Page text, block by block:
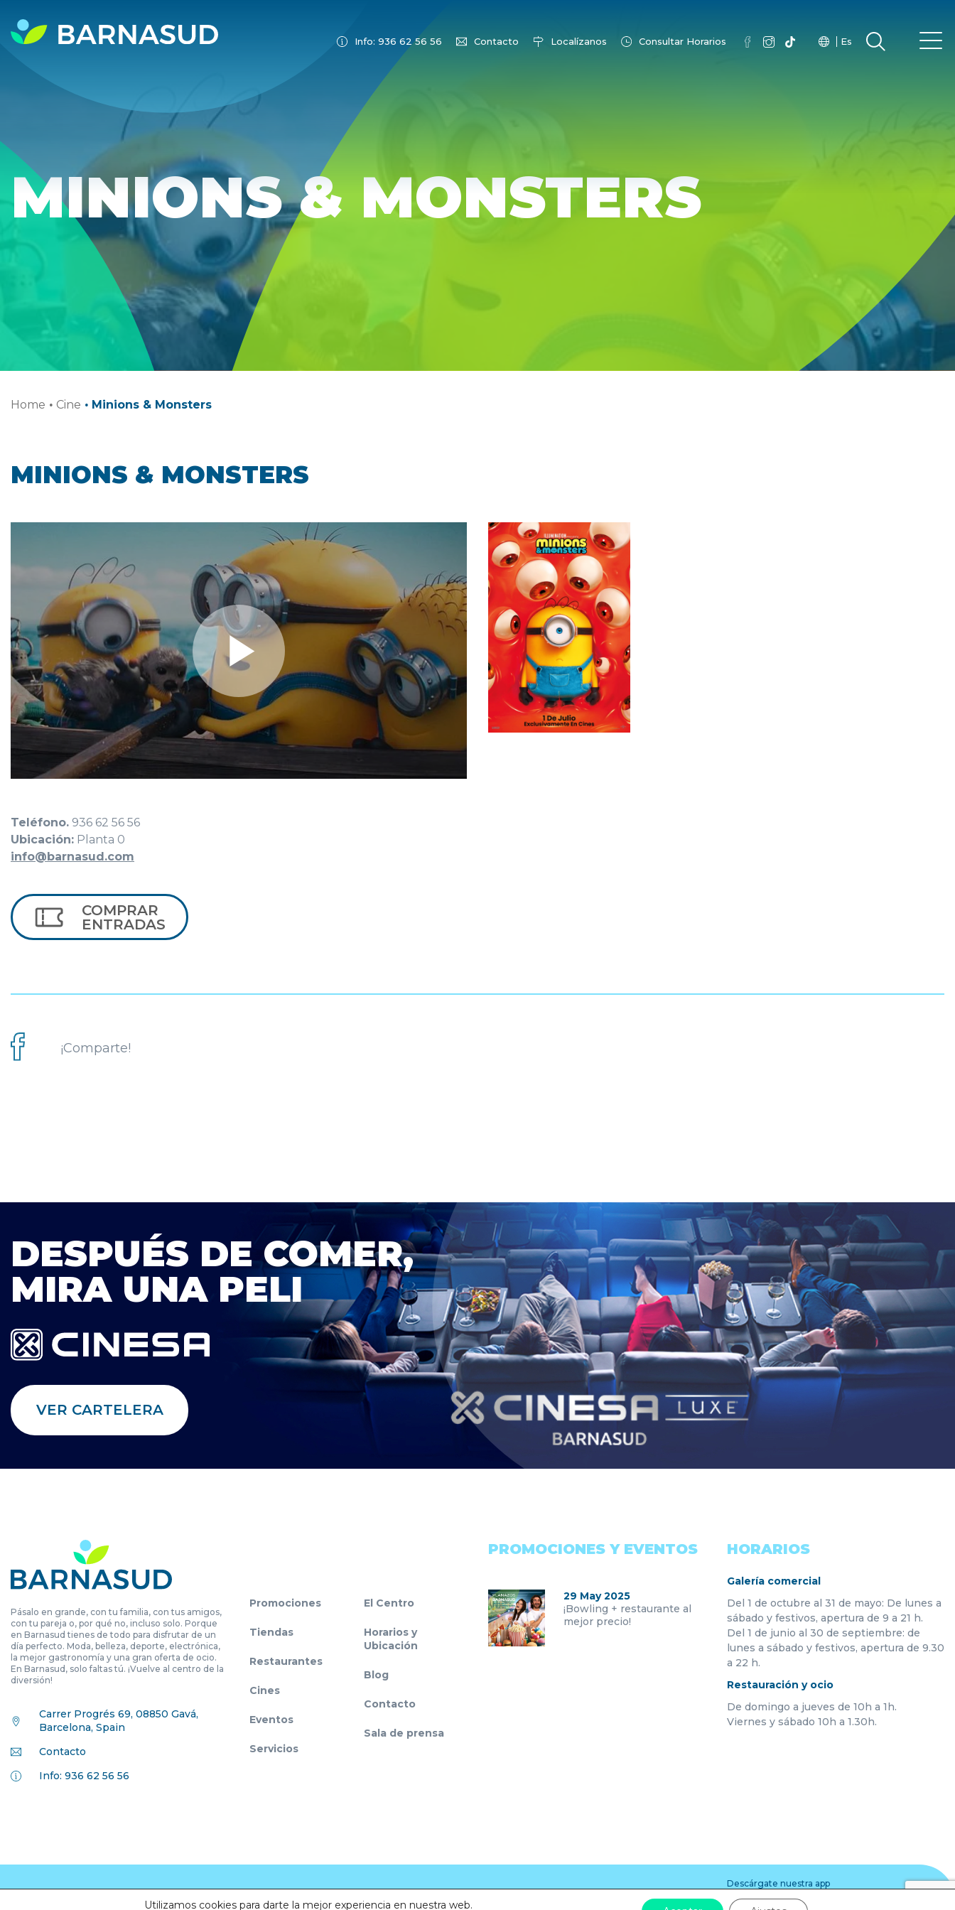
Info: 936 62 56 56 Contacto Localízanos Consultar Horarios Es
MINIONS & MONSTERS
Home · Cine · Minions & Monsters
MINIONS & MONSTERS
Teléfono. 936 62 56 56
Ubicación: Planta 0
info@barnasud.com
COMPRAR
ENTRADAS
¡Comparte!
DESPUÉS DE COMER,
MIRA UNA PELI
VER CARTELERA
Pásalo en grande, con tu familia, con tus amigos,
con tu pareja o, por qué no, incluso solo. Porque
en Barnasud tienes de todo para disfrutar de un
día perfecto. Moda, belleza, deporte, electrónica,
la mejor gastronomía y una gran oferta de ocio.
En Barnasud, solo faltas tú. ¡Vuelve al centro de la
diversión!
Carrer Progrés 69, 08850 Gavá,
Barcelona, Spain
Contacto
Info: 936 62 56 56
Promociones
Tiendas
Restaurantes
Cines
Eventos
Servicios
El Centro
Horarios y
Ubicación
Blog
Contacto
Sala de prensa
PROMOCIONES Y EVENTOS
29 May 2025
¡Bowling + restaurante al
mejor precio!
HORARIOS
Galería comercial
Del 1 de octubre al 31 de mayo: De lunes a
sábado y festivos, apertura de 9 a 21 h.
Del 1 de junio al 30 de septiembre: de
lunes a sábado y festivos, apertura de 9.30
a 22 h.
Restauración y ocio
De domingo a jueves de 10h a 1h.
Viernes y sábado 10h a 1.30h.
© Todos los derechos reservados. Barnasud 2020
Cookies
Descárgate nuestra app
Utilizamos cookies para darte la mejor experiencia en nuestra web.